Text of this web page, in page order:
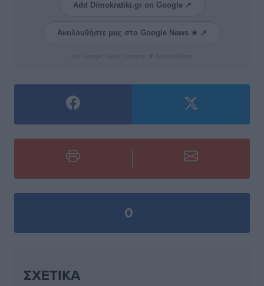
Add Dimokratiki.gr on Google ↗
Ακολουθήστε μας στο Google News ★ ↗
0
ΣΧΕΤΙΚΆ